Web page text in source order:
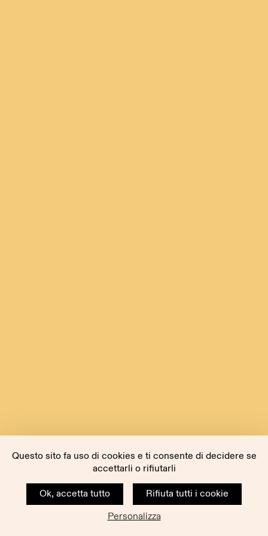
Questo sito fa uso di cookies e ti consente di decidere se
accettarli o rifiutarli
Ok, accetta tutto
Rifiuta tutti i cookie
Personalizza